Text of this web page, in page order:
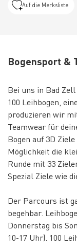
Auf die Merksliste
Bogensport &
Bei uns in Bad
100 Leihbogen,
produzieren wir
Teamwear für
Bogen auf 3D
Möglichkeit die
Runde mit 33
Spezial Ziele wie
Der Parcours ist
begehbar.
Donnerstag bis
10-17 Uhr). 100